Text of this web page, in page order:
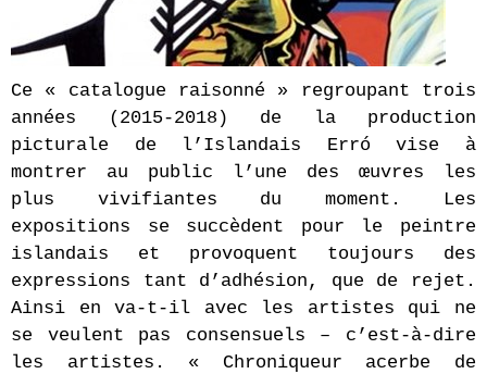
Ce « catalogue raisonné » regroupant trois
années (2015-2018) de la production
picturale de l’Islandais Erró vise à
montrer au public l’une des œuvres les
plus vivifiantes du moment. Les
expositions se succèdent pour le peintre
islandais et provoquent toujours des
expressions tant d’adhésion, que de rejet.
Ainsi en va-t-il avec les artistes qui ne
se veulent pas consensuels – c’est-à-dire
les artistes. « Chroniqueur acerbe de